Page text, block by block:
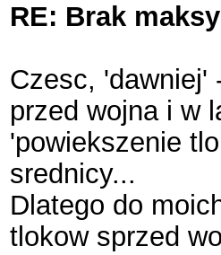
RE: Brak
Czesc, 'dawniej'
przed wojna i w
'powiekszenie
srednicy...
Dlatego do
tlokow sprzed